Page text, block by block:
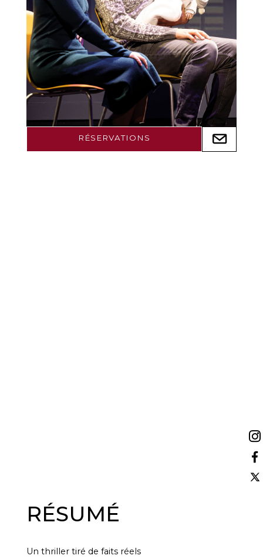
RÉSUMÉ
Un thriller tiré de faits réels
RÉSERVATIONS